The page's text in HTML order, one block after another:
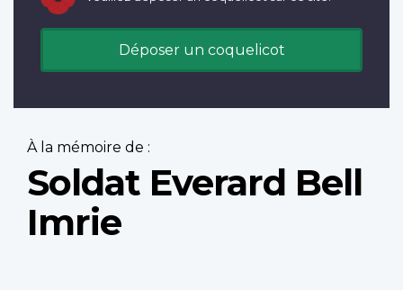
Déposer un coquelicot
À la mémoire de :
Soldat Everard Bell
Imrie